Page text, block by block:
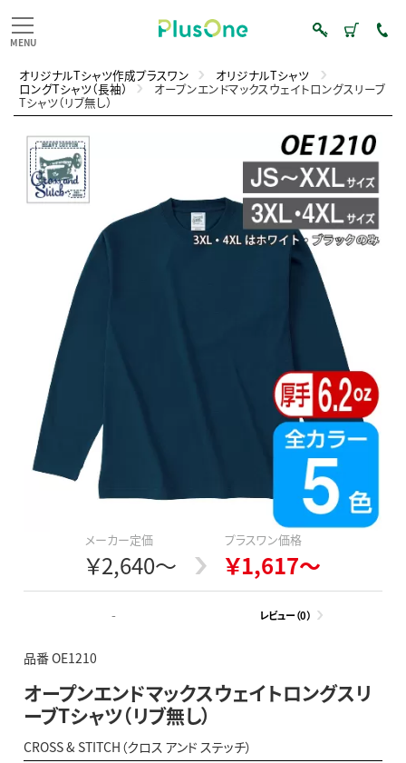
オリジナルTシャツ作成プラスワン オリジナルTシャツ
ロングTシャツ（長袖） オープンエンドマックスウェイトロングスリーブ
Tシャツ（リブ無し）
メーカー定価
￥2,640～
プラスワン価格
￥1,617～
- レビュー（0）
品番 OE1210
オープンエンドマックスウェイトロングスリ
ーブTシャツ（リブ無し）
CROSS & STITCH（クロス アンド ステッチ）